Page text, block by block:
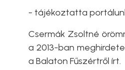
- tájékoztatta
Csermák Zsoltné
a 2013-ban
a Balaton Fűszértről írt.